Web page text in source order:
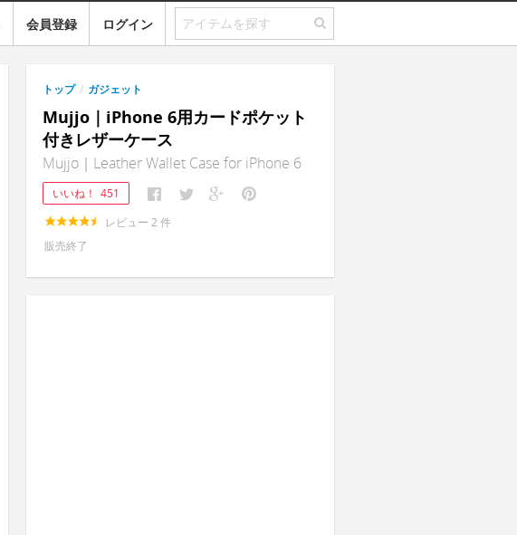
会員登録 ログイン
トップ / ガジェット
Mujjo｜iPhone 6用カードポケット
付きレザーケース
Mujjo｜Leather Wallet Case for iPhone 6
いいね！ 451
レビュー 2 件
販売終了